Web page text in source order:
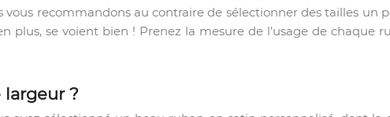
recommandons au contraire de sélectionner des tailles un
plus, se voient bien ! Prenez la mesure de l’usage de chaque
largeur ?